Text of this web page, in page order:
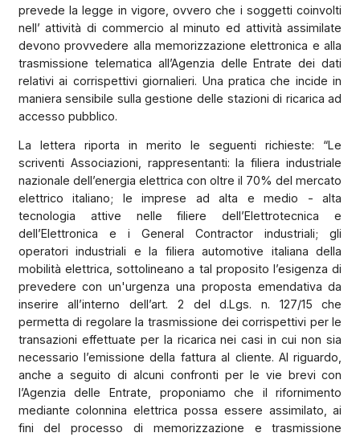
prevede la legge in vigore, ovvero che i soggetti coinvolti
nell’ attività di commercio al minuto ed attività assimilate
devono provvedere alla memorizzazione elettronica e alla
trasmissione telematica all’Agenzia delle Entrate dei dati
relativi ai corrispettivi giornalieri. Una pratica che incide in
maniera sensibile sulla gestione delle stazioni di ricarica ad
accesso pubblico.
La lettera riporta in merito le seguenti richieste: “Le
scriventi Associazioni, rappresentanti: la filiera industriale
nazionale dell’energia elettrica con oltre il 70% del mercato
elettrico italiano; le imprese ad alta e medio - alta
tecnologia attive nelle filiere dell’Elettrotecnica e
dell’Elettronica e i General Contractor industriali; gli
operatori industriali e la filiera automotive italiana della
mobilità elettrica, sottolineano a tal proposito l’esigenza di
prevedere con un'urgenza una proposta emendativa da
inserire all’interno dell’art. 2 del d.Lgs. n. 127/15 che
permetta di regolare la trasmissione dei corrispettivi per le
transazioni effettuate per la ricarica nei casi in cui non sia
necessario l’emissione della fattura al cliente. Al riguardo,
anche a seguito di alcuni confronti per le vie brevi con
l’Agenzia delle Entrate, proponiamo che il rifornimento
mediante colonnina elettrica possa essere assimilato, ai
fini del processo di memorizzazione e trasmissione